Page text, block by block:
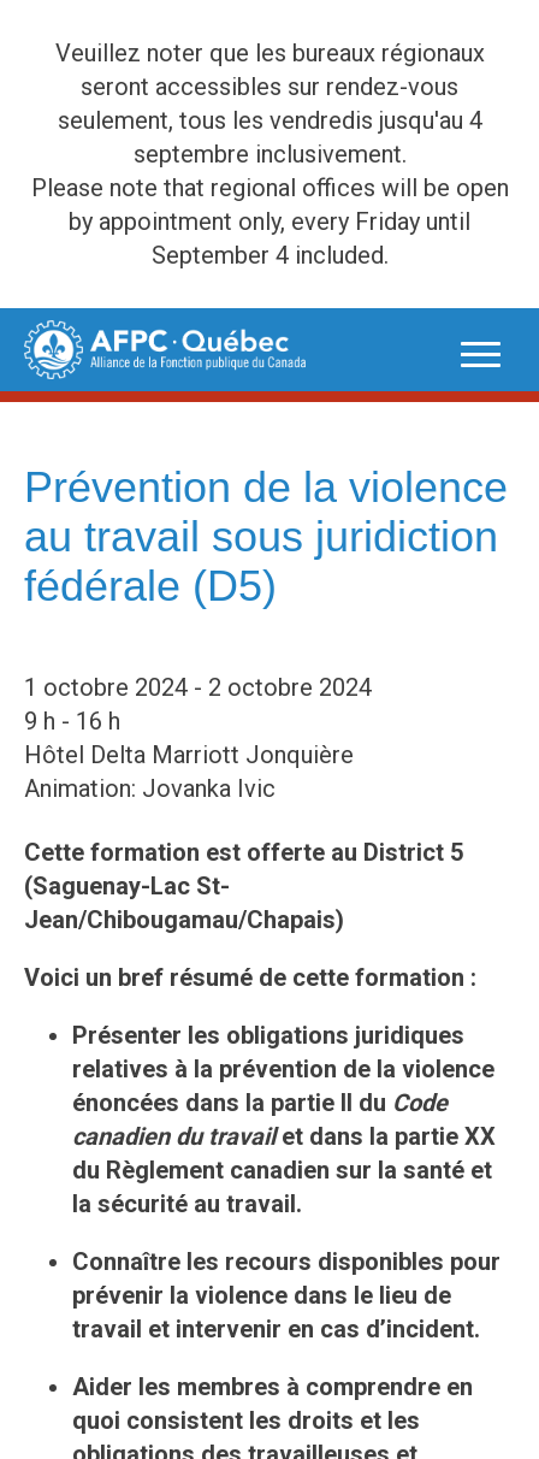
Veuillez noter que les bureaux régionaux
seront accessibles sur rendez-vous
seulement, tous les vendredis jusqu'au 4
septembre inclusivement.
Please note that regional offices will be open
by appointment only, every Friday until
September 4 included.
Skip
content
Prévention de la violence
au travail sous juridiction
fédérale (D5)
1 octobre 2024 - 2 octobre 2024
9 h - 16 h
Hôtel Delta Marriott Jonquière
Animation: Jovanka Ivic
Cette formation est offerte au District 5
(Saguenay-Lac St-
Jean/Chibougamau/Chapais)
Voici un bref résumé de cette formation :
Présenter les obligations juridiques
relatives à la prévention de la violence
énoncées dans la partie II du Code
canadien du travailet dans la partie XX
du Règlement canadien sur la santé et
la sécurité au travail.
Connaître les recours disponibles pour
prévenir la violence dans le lieu de
travail et intervenir en cas d’incident.
Aider les membres à comprendre en
quoi consistent les droits et les